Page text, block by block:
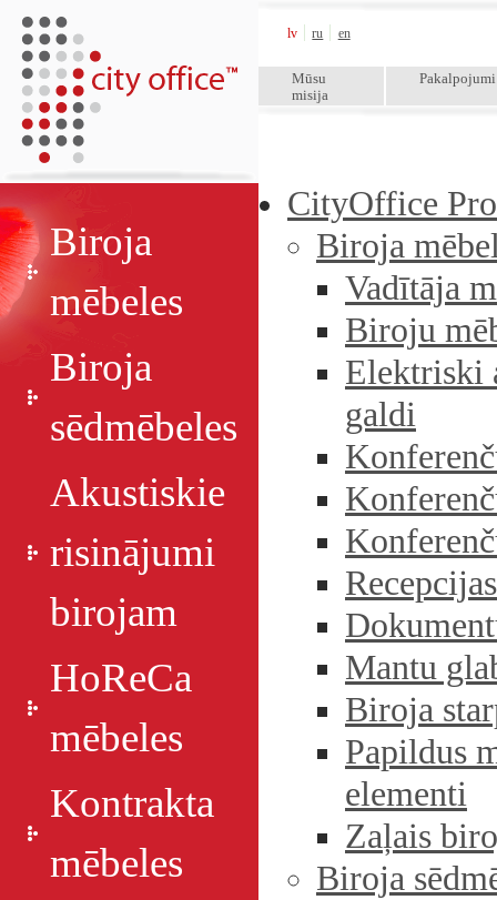
lv ru en
Mūsu
misija
Pakalpojumi
Biroja
mēbeles
Biroja
sēdmēbeles
Akustiskie
risinājumi
birojam
HoReCa
mēbeles
Kontrakta
mēbeles
CityOffice
Biroja
Vadītāja
Biroju
Elektriski
galdi
Recepcijas
Mantu
Biroja
Papildus
elementi
Zaļais
Biroja